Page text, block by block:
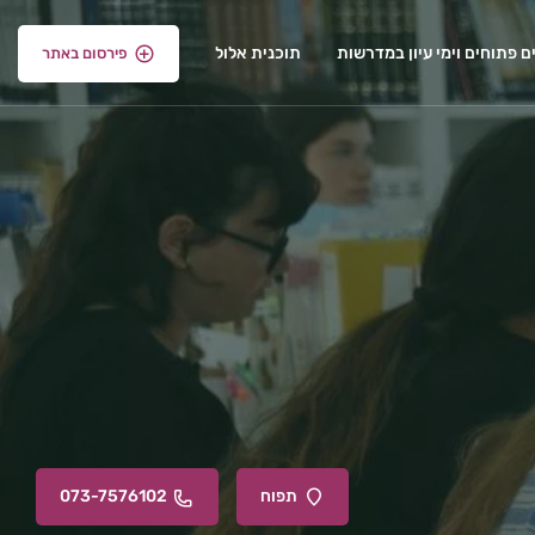
פתוחים וימי עיון במדרשות תוכנית אלול פירסום באתר
תפוח 073-7576102